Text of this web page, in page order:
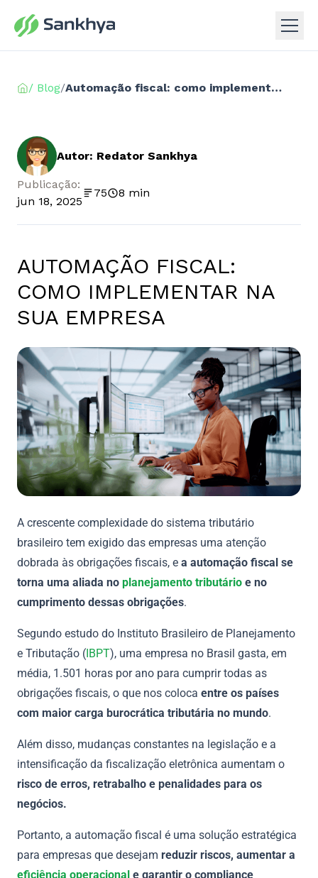
/ Blog/ Automação fiscal: como implementar na sua empresa
Autor: Redator Sankhya
Publicação:
jun 18, 2025
75 8 min
AUTOMAÇÃO FISCAL:
COMO IMPLEMENTAR NA
SUA EMPRESA
A crescente complexidade do sistema tributário
brasileiro tem exigido das empresas uma atenção
dobrada às obrigações fiscais, e a automação fiscal se
torna uma aliada no planejamento tributário e no
cumprimento dessas obrigações.
Segundo estudo do Instituto Brasileiro de Planejamento
e Tributação (IBPT), uma empresa no Brasil gasta, em
média, 1.501 horas por ano para cumprir todas as
obrigações fiscais, o que nos coloca entre os países
com maior carga burocrática tributária no mundo.
Além disso, mudanças constantes na legislação e a
intensificação da fiscalização eletrônica aumentam o
risco de erros, retrabalho e penalidades para os
negócios.
Portanto, a automação fiscal é uma solução estratégica
para empresas que desejam reduzir riscos, aumentar a
eficiência operacional e garantir o compliance